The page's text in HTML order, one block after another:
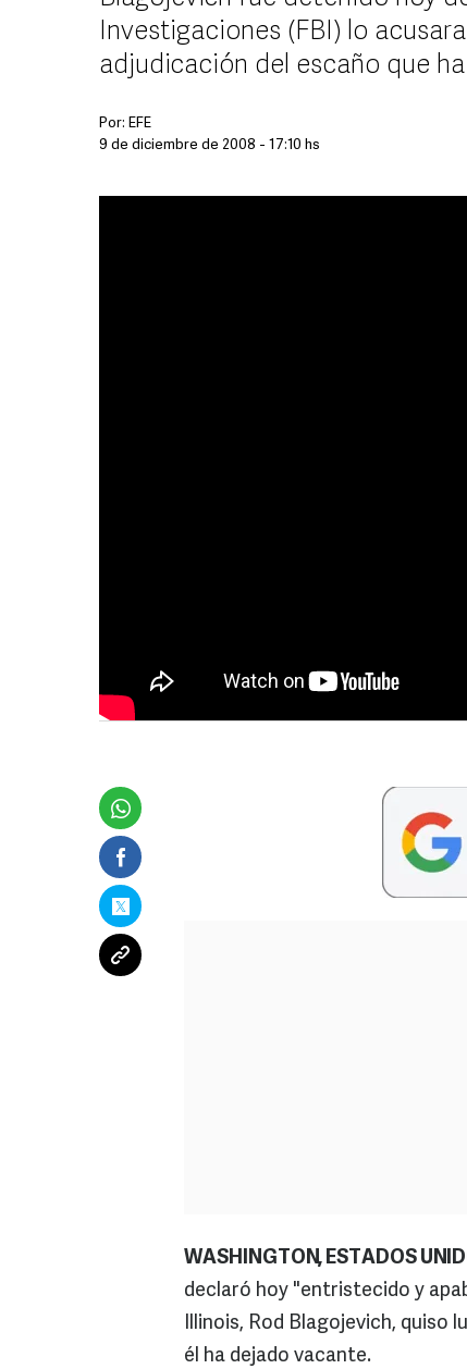
Investigaciones (FBI) lo
adjudicación del escaño que
Por: EFE
9 de diciembre de 2008 - 17:10 hs
WASHINGTON, ESTADOS
declaró hoy "entristecido y
Illinois, Rod Blagojevich, quiso
él ha dejado vacante.